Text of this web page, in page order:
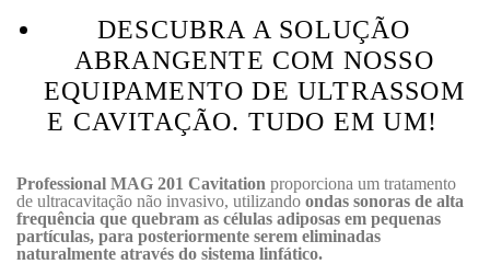
DESCUBRA A SOLUÇÃO
ABRANGENTE COM NOSSO
EQUIPAMENTO DE ULTRASSOM
E CAVITAÇÃO. TUDO EM UM!
Professional MAG 201 Cavitation proporciona um tratamento
de ultracavitação não invasivo, utilizando ondas sonoras de alta
frequência que quebram as células adiposas em pequenas
partículas, para posteriormente serem eliminadas
naturalmente através do sistema linfático.